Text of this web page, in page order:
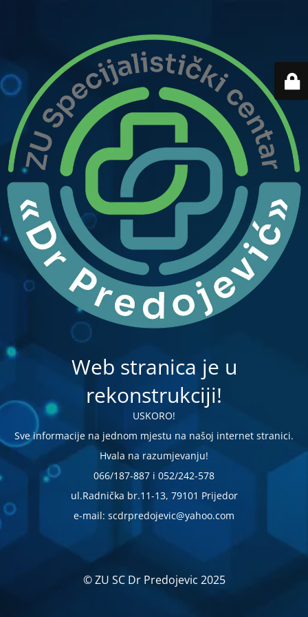
Web stranica je u
rekonstrukciji!
USKORO!
Sve informacije na jednom mjestu na našoj internet stranici.
Hvala na razumjevanju!
066/187-887 i 052/242-578
ul.Radnička br.11-13, 79101 Prijedor
e-mail: scdrpredojevic@yahoo.com
© ZU SC Dr Predojevic 2025